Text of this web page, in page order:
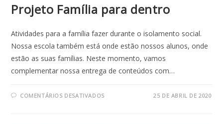
Projeto Família para dentro
Atividades para a família fazer durante o isolamento social.
Nossa escola também está onde estão nossos alunos, onde
estão as suas famílias. Neste momento, vamos
complementar nossa entrega de conteúdos com…
COMENTÁRIOS DESATIVADOSEM 25 DE ABRIL DE 2020